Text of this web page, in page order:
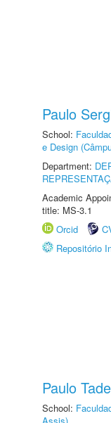
Paulo
School:
e Design
Department:
Academic
title: MS-3.1
Orcid
Repositório
Paulo
School: